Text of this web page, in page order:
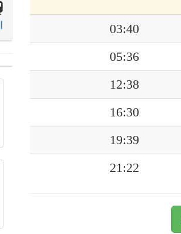
03:40
05:36
12:38
16:30
19:39
21:22